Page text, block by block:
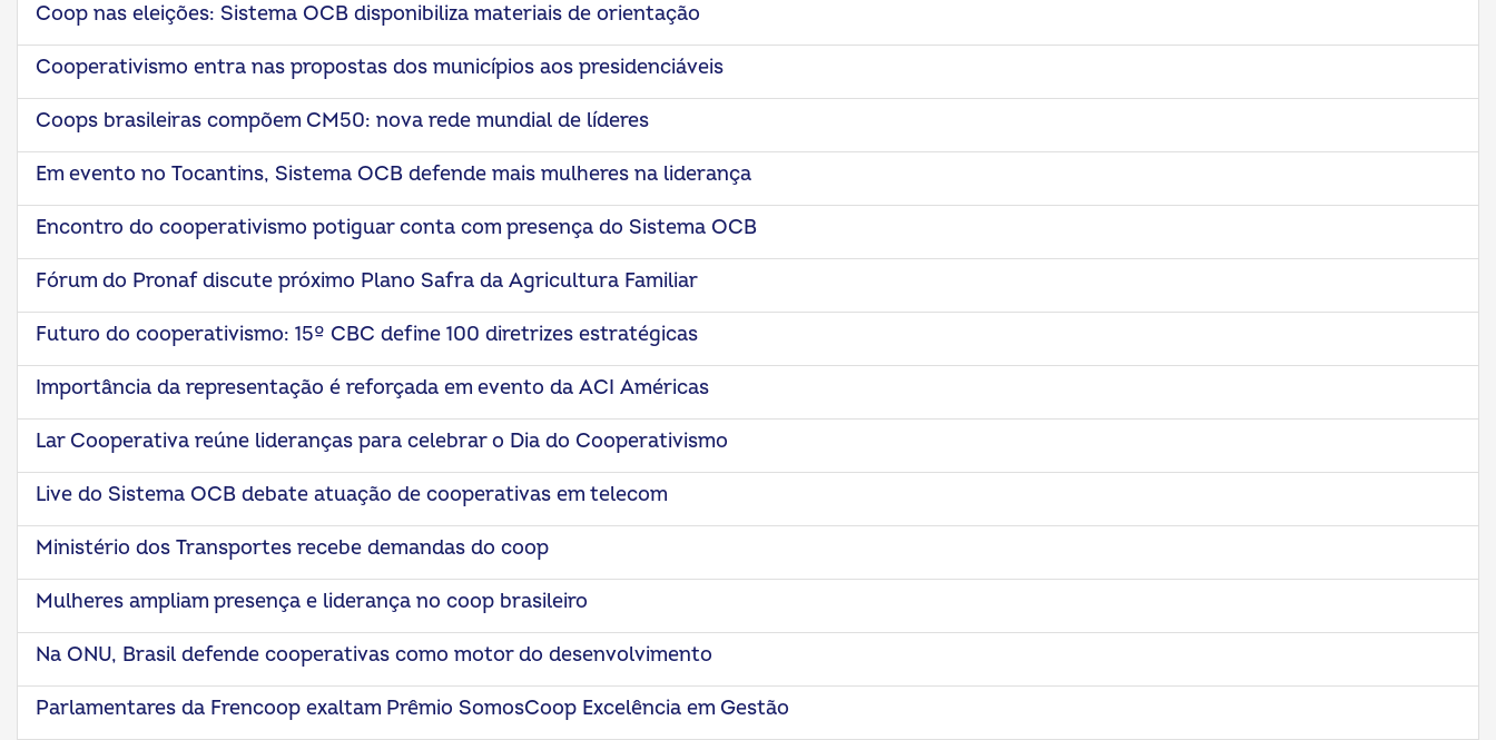
Coop nas eleições: Sistema OCB disponibiliza materiais de orientação
Cooperativismo entra nas propostas dos municípios aos presidenciáveis
Coops brasileiras compõem CM50: nova rede mundial de líderes
Em evento no Tocantins, Sistema OCB defende mais mulheres na liderança
Encontro do cooperativismo potiguar conta com presença do Sistema OCB
Fórum do Pronaf discute próximo Plano Safra da Agricultura Familiar
Futuro do cooperativismo: 15º CBC define 100 diretrizes estratégicas
Importância da representação é reforçada em evento da ACI Américas
Lar Cooperativa reúne lideranças para celebrar o Dia do Cooperativismo
Live do Sistema OCB debate atuação de cooperativas em telecom
Ministério dos Transportes recebe demandas do coop
Mulheres ampliam presença e liderança no coop brasileiro
Na ONU, Brasil defende cooperativas como motor do desenvolvimento
Parlamentares da Frencoop exaltam Prêmio SomosCoop Excelência em Gestão